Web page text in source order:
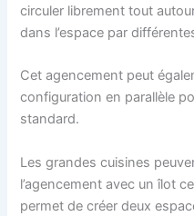
circuler librement tout
dans l’espace par
Cet agencement peut
configuration en parallèle
standard.
Les grandes cuisines
l’agencement avec un îlot
permet de créer deux